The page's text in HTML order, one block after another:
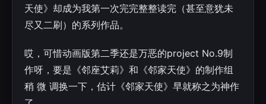
天使》却成为我第一次完完整整读完（甚至意犹未
尽又二刷）的系列作品。
哎，可惜动画版第二季还是万恶的project No.9制
作呀，要是《邻座艾莉》和《邻家天使》的制作组
稍 微 调换一下，估计《邻家天使》早就称之为神作